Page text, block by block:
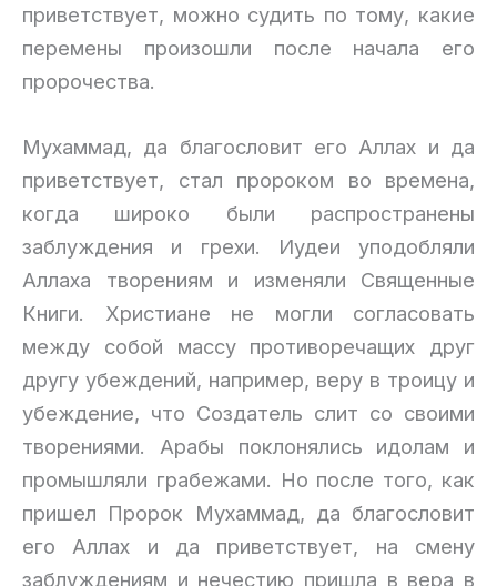
приветствует, можно судить по тому, какие
перемены произошли после начала его
пророчества.
Мухаммад, да благословит его Аллах и да
приветствует, стал пророком во времена,
когда широко были распространены
заблуждения и грехи. Иудеи уподобляли
Аллаха творениям и изменяли Священные
Книги. Христиане не могли согласовать
между собой массу противоречащих друг
другу убеждений, например, веру в троицу и
убеждение, что Создатель слит со своими
творениями. Арабы поклонялись идолам и
промышляли грабежами. Но после того, как
пришел Пророк Мухаммад, да благословит
его Аллах и да приветствует, на смену
заблуждениям и нечестию пришла в вера в